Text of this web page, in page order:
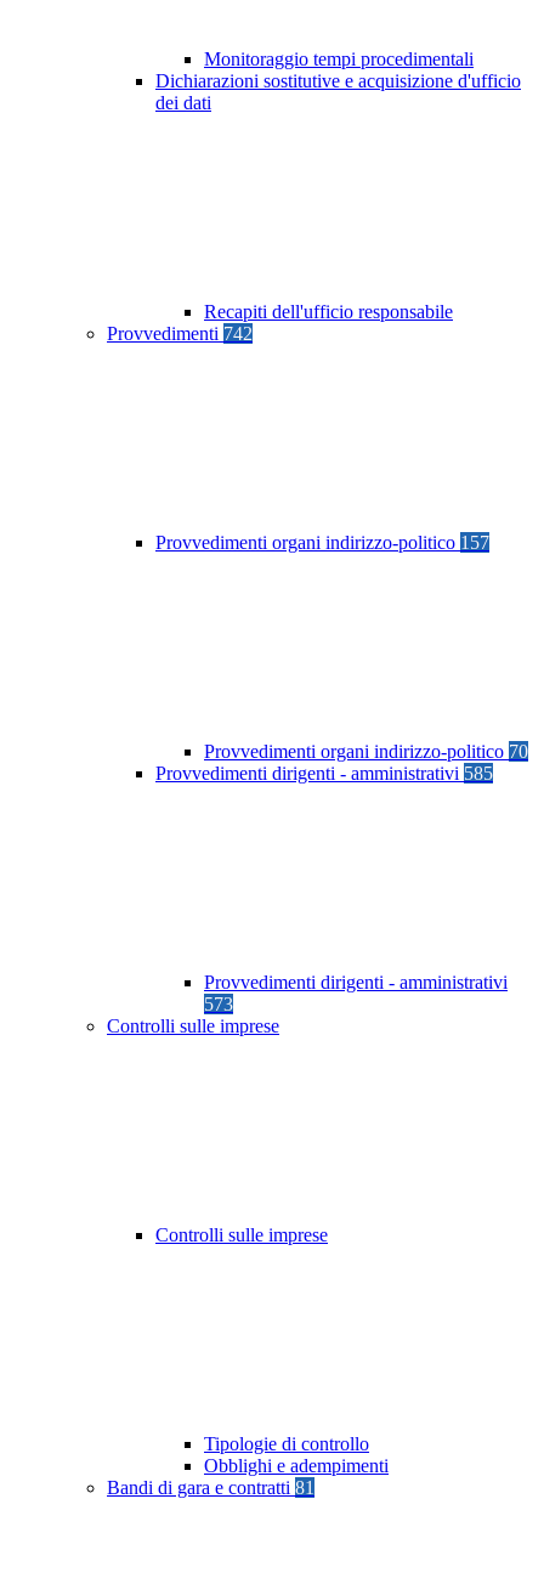
Monitoraggio tempi procedimentali
Dichiarazioni sostitutive e acquisizione d'ufficio
dei dati
Recapiti dell'ufficio responsabile
Provvedimenti 742
Provvedimenti organi indirizzo-politico 157
Provvedimenti organi indirizzo-politico 70
Provvedimenti dirigenti - amministrativi 585
Provvedimenti dirigenti - amministrativi
573
Controlli sulle imprese
Controlli sulle imprese
Tipologie di controllo
Obblighi e adempimenti
Bandi di gara e contratti 81